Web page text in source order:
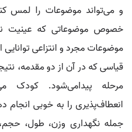
و می‌تواند موضوعات را لمس
خصوص موضوعاتی که عینیت
موضوعات مجرد و انتزاعی
قیاسی که در آن از دو مقدمه،
مرحله پیدامی‌شود. کودک
انعطاف‌پذیری را به خوبی انجام
جمله نگهداری وزن، طول،